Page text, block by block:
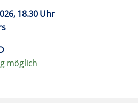
18.30 Uhr
möglich